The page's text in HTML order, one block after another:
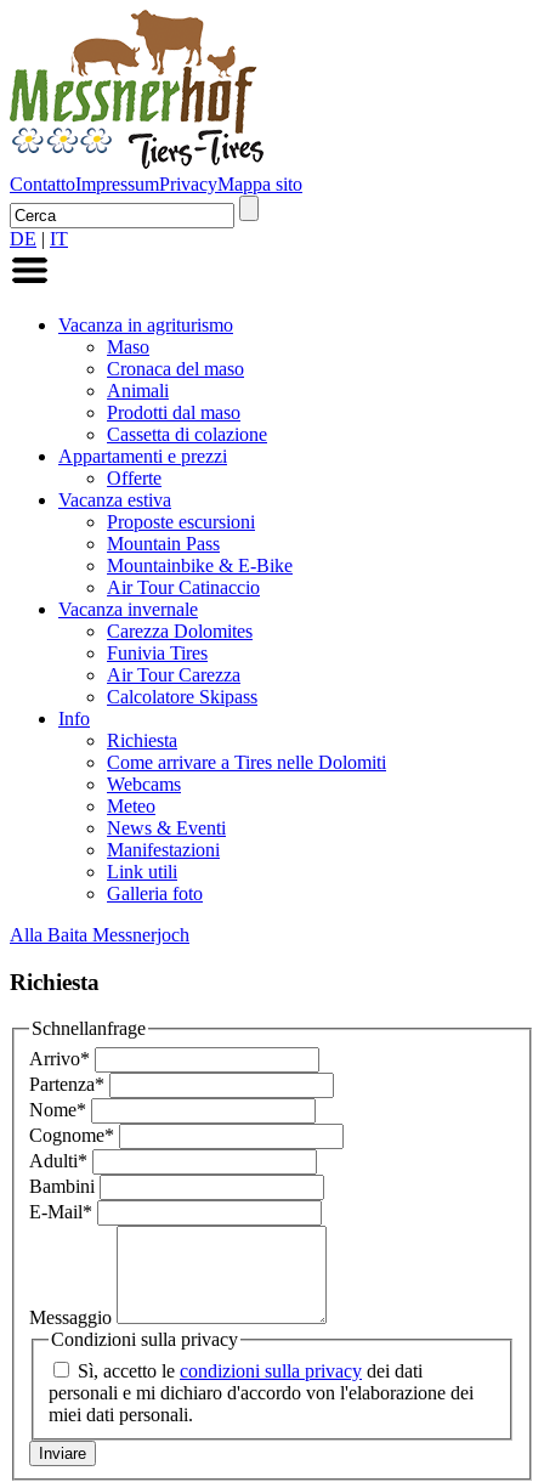
ContattoImpressumPrivacyMappa sito
DE | IT
Vacanza in agriturismo
Maso
Cronaca del maso
Animali
Prodotti dal maso
Cassetta di colazione
Appartamenti e prezzi
Offerte
Vacanza estiva
Proposte escursioni
Mountain Pass
Mountainbike & E-Bike
Air Tour Catinaccio
Vacanza invernale
Carezza Dolomites
Funivia Tires
Air Tour Carezza
Calcolatore Skipass
Info
Richiesta
Come arrivare a Tires nelle Dolomiti
Webcams
Meteo
News & Eventi
Manifestazioni
Link utili
Galleria foto
Alla Baita Messnerjoch
Richiesta
Schnellanfrage
Arrivo*
Partenza*
Nome*
Cognome*
Adulti*
Bambini
E-Mail*
Messaggio
Condizioni sulla privacy
Sì, accetto le condizioni sulla privacy dei dati
personali e mi dichiaro d'accordo von l'elaborazione dei
miei dati personali.